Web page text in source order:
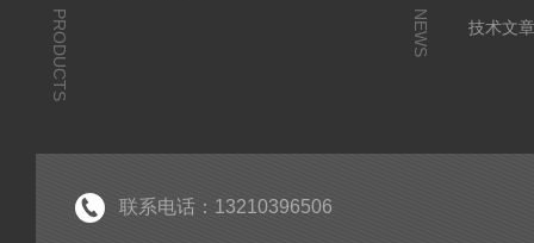
PRODUCTS NEWS
技术文
联系电话：13210396506